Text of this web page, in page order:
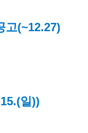
고(~12.27)
일))